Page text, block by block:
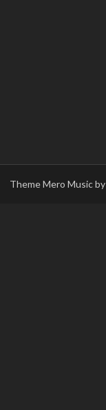
Theme Mero Music by